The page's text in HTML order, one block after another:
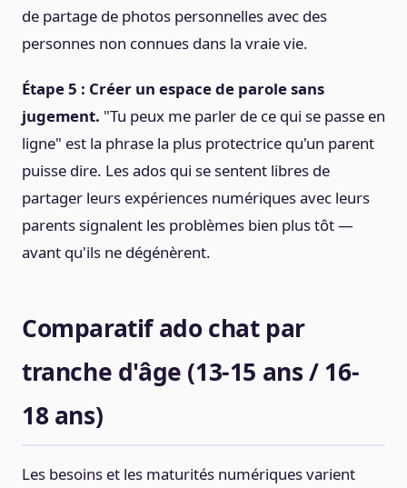
de partage de photos personnelles avec des
personnes non connues dans la vraie vie.
Étape 5 : Créer un espace de parole sans
jugement. "Tu peux me parler de ce qui se passe en
ligne" est la phrase la plus protectrice qu'un parent
puisse dire. Les ados qui se sentent libres de
partager leurs expériences numériques avec leurs
parents signalent les problèmes bien plus tôt —
avant qu'ils ne dégénèrent.
Comparatif ado chat par
tranche d'âge (13-15 ans / 16-
18 ans)
Les besoins et les maturités numériques varient